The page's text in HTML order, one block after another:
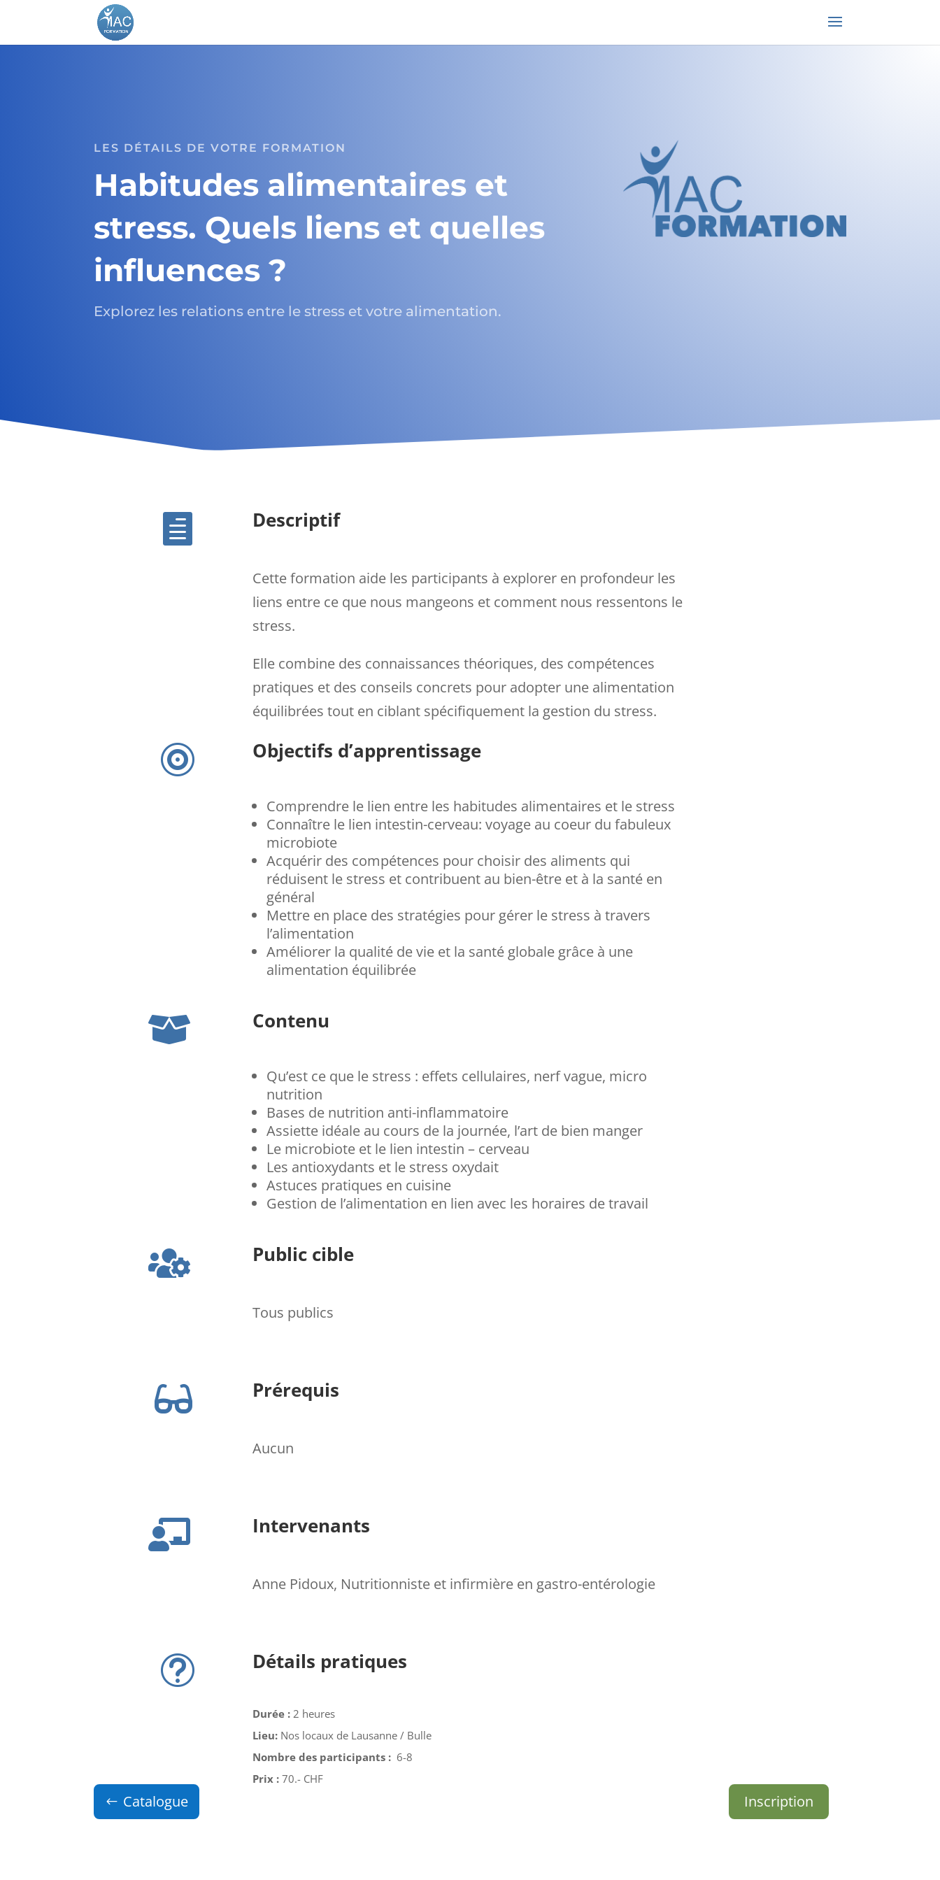
LES DÉTAILS DE VOTRE FORMATION
Habitudes alimentaires et
stress. Quels liens et quelles
influences ?
Explorez les relations entre le stress et votre alimentation.
 Descriptif
Cette formation aide les participants à explorer en profondeur les
liens entre ce que nous mangeons et comment nous ressentons le
stress.
Elle combine des connaissances théoriques, des compétences
pratiques et des conseils concrets pour adopter une alimentation
équilibrées tout en ciblant spécifiquement la gestion du stress.
 Objectifs d’apprentissage
Comprendre le lien entre les habitudes alimentaires et le stress
Connaître le lien intestin-cerveau: voyage au coeur du fabuleux
microbiote
Acquérir des compétences pour choisir des aliments qui
réduisent le stress et contribuent au bien-être et à la santé en
général
Mettre en place des stratégies pour gérer le stress à travers
l’alimentation
Améliorer la qualité de vie et la santé globale grâce à une
alimentation équilibrée
 Contenu
Qu’est ce que le stress : effets cellulaires, nerf vague, micro
nutrition
Bases de nutrition anti-inflammatoire
Assiette idéale au cours de la journée, l’art de bien manger
Le microbiote et le lien intestin – cerveau
Les antioxydants et le stress oxydait
Astuces pratiques en cuisine
Gestion de l’alimentation en lien avec les horaires de travail
 Public cible
Tous publics
 Prérequis
Aucun
 Intervenants
Anne Pidoux, Nutritionniste et infirmière en gastro-entérologie
t Détails pratiques
Durée : 2 heures
Lieu: Nos locaux de Lausanne / Bulle
Nombre des participants : 6-8
Prix :70.- CHF
Catalogue Inscription